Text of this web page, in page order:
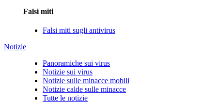
Falsi miti
Falsi miti sugli antivirus
Notizie
Panoramiche sui virus
Notizie sui virus
Notizie sulle minacce mobili
Notizie calde sulle minacce
Tutte le notizie